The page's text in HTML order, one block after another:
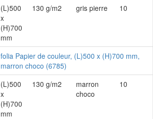
(L)500
x
(H)700
mm
130 g/m2 gris pierre 10
folia Papier de couleur, (L)500 x (H)700 mm,
marron choco (6785)
(L)500
x
(H)700
mm
130 g/m2
marron
choco
10